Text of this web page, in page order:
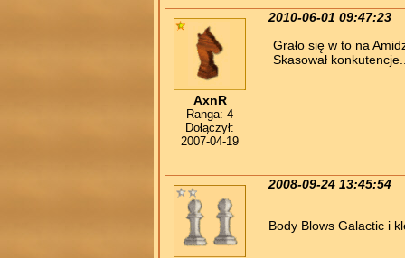
AxnR
Ranga: 4
Dołączył:
2007-04-19
2010-06-01 09:47:23
Grało się w to na
Skasował
2008-09-24 13:45:54
Body Blows Galactic i